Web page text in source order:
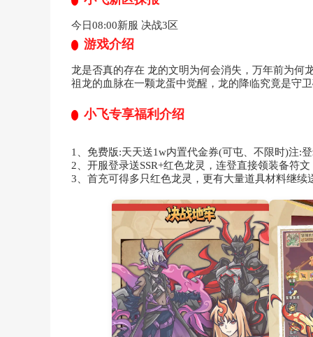
今日08:00新服 决战3区
游戏介绍
龙是否真的存在 龙的文明为何会消失，万年前为何
祖龙的血脉在一颗龙蛋中觉醒，龙的降临究竟是守
小飞专享福利介绍
1、免费版:天天送1w内置代金券(可屯、不限时)注:
2、开服登录送SSR+红色龙灵，连登直接领装备符文
3、首充可得多只红色龙灵，更有大量道具材料继续